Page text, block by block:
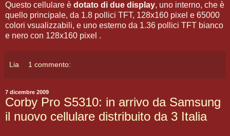
Questo cellulare è dotato di due display, uno interno, che è
quello principale, da 1.8 pollici TFT, 128x160 pixel e 65000
colori vsualizzabili, e uno esterno da 1.36 pollici TFT bianco
e nero con 128x160 pixel .
Lia 1 commento:
7 dicembre 2009
Corby Pro S5310: in arrivo da Samsung
il nuovo cellulare distribuito da 3 Italia